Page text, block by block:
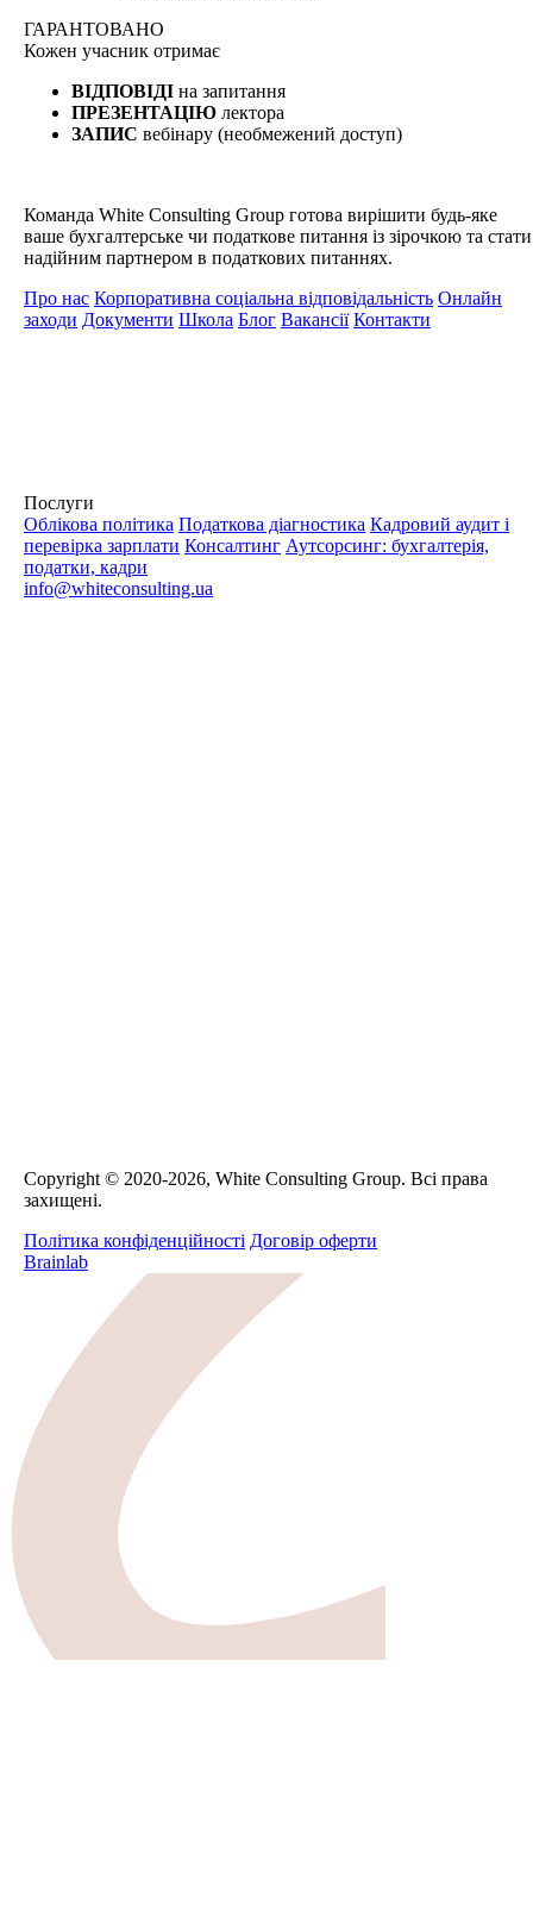
ГАРАНТОВАНО
Кожен учасник отримає
ВІДПОВІДІ на запитання
ПРЕЗЕНТАЦІЮ лектора
ЗАПИС вебінару (необмежений доступ)
Команда White Consulting Group готова вирішити будь-яке
ваше бухгалтерське чи податкове питання із зірочкою та стати
надійним партнером в податкових питаннях.
Про нас Корпоративна соціальна відповідальність Онлайн
заходи Документи Школа Блог Вакансії Контакти
Послуги
Облікова політика Податкова діагностика Кадровий аудит і
перевірка зарплати Консалтинг Аутсорсинг: бухгалтерія,
податки, кадри
info@whiteconsulting.ua
Сopyright © 2020-2026, White Consulting Group. Всі права
захищені.
Політика конфіденційності Договір оферти
Brainlab